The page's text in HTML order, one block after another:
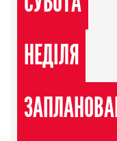
НЕДІЛЯ